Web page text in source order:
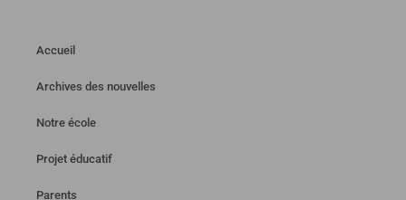
Accueil
Archives des nouvelles
Notre école
Projet éducatif
Parents